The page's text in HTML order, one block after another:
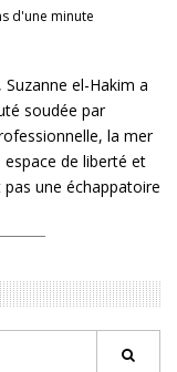
d'une minute
el-Hakim a
soudée par
la mer
espace de liberté et
pas une échappatoire